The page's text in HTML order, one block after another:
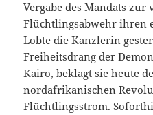
Vergabe des Mandats zur
Flüchtlingsabwehr ihren
Lobte die Kanzlerin
Freiheitsdrang der
Kairo, beklagt sie heute
nordafrikanischen
Flüchtlingsstrom.